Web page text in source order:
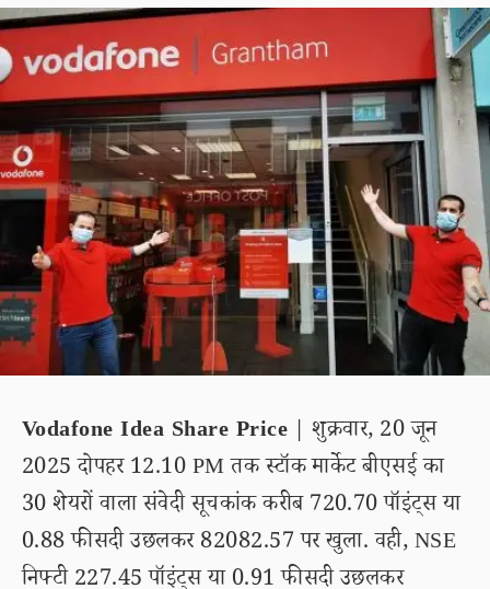
Vodafone Idea Share Price | शुक्रवार, 20 जून
2025 दोपहर 12.10 PM तक स्टॉक मार्केट बीएसई का
30 शेयरों वाला संवेदी सूचकांक करीब 720.70 पॉइंट्स या
0.88 फीसदी उछलकर 82082.57 पर खुला. वही, NSE
निफ्टी 227.45 पॉइंट्स या 0.91 फीसदी उछलकर